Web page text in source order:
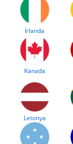
İrlanda
Kanada
Letonya